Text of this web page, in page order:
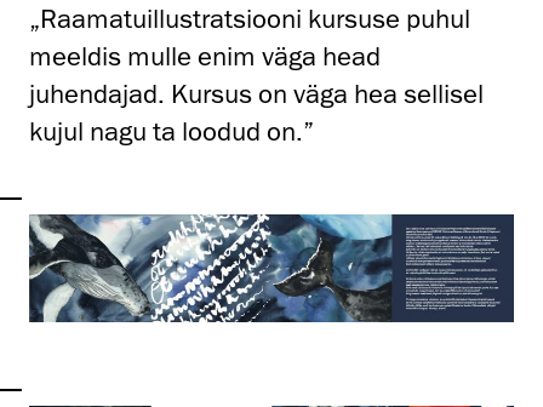
„Raamatuillustratsiooni kursuse puhul
meeldis mulle enim väga head
juhendajad. Kursus on väga hea sellisel
kujul nagu ta loodud on.”